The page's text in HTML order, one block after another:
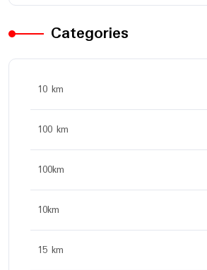
Categories
10 km
100 km
100km
10km
15 km